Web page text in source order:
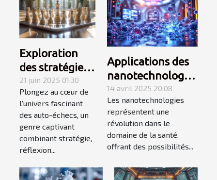
Exploration
des stratégies
gagnantes en
auto-échecs
21 juin 2025 01:30
Plongez au cœur de
l’univers fascinant
des auto-échecs, un
genre captivant
combinant stratégie,
réflexion...
Applications des
nanotechnologies
en santé
avancées
prometteuses et
controverses
éthiques
14 avril 2025 20:08
Les nanotechnologies
représentent une
révolution dans le
domaine de la santé,
offrant des possibilités...